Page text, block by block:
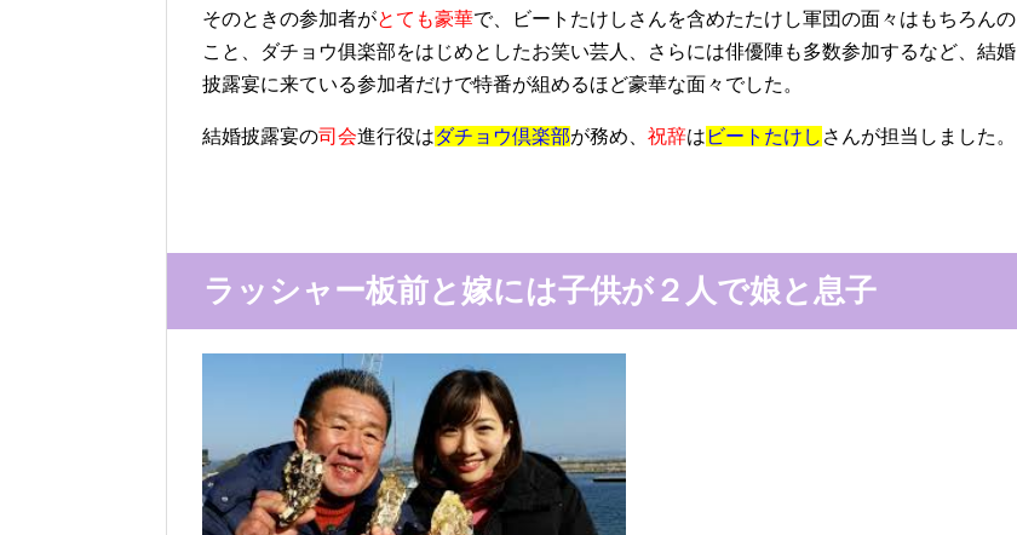
そのときの参加者がとても豪華で、ビートたけしさんを含めたたけし軍団の面々はもちろんの
こと、ダチョウ俱楽部をはじめとしたお笑い芸人、さらには俳優陣も多数参加するなど、結婚
披露宴に来ている参加者だけで特番が組めるほど豪華な面々でした。
結婚披露宴の司会進行役はダチョウ倶楽部が務め、 祝辞は ビートたけし さんが担当しました。
ラッシャー板前と嫁には子供が２人で娘と息子